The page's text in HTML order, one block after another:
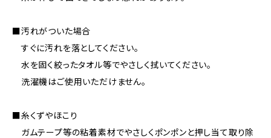
■汚れがついた場合
すぐに汚れを落としてください。
水を固く絞ったタオル等でやさしく拭いてください。
洗濯機はご使用いただけません。
■糸くずやほこり
ガムテープ等の粘着素材でやさしくポンポンと押し当て取り除